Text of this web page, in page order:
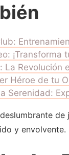
¡Transforma
La Revolución
Héroe de tu
Serenidad:
y envolvente.